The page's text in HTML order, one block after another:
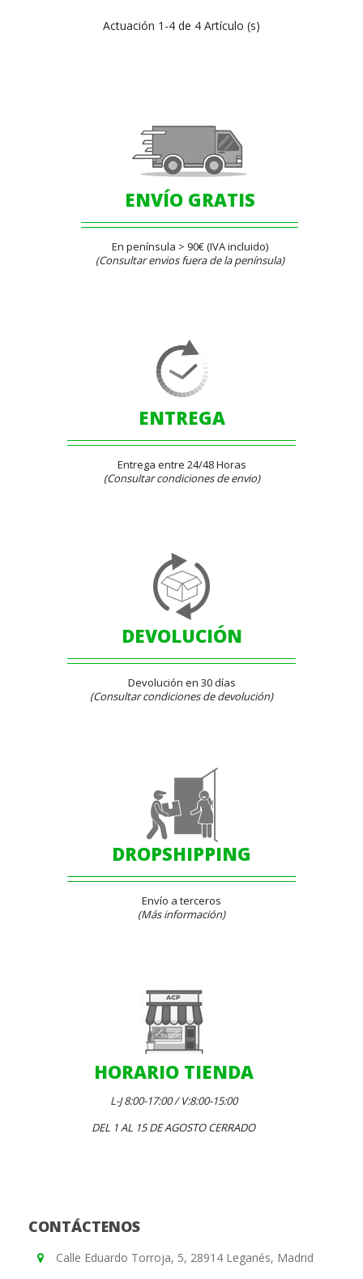
Actuación 1-4 de 4 Artículo (s)
ENVÍO GRATIS
En península > 90€ (IVA incluido)
(Consultar envios fuera de la península)
ENTREGA
Entrega entre 24/48 Horas
(Consultar condiciones de envio)
DEVOLUCIÓN
Devolución en 30 días
(Consultar condiciones de devolución)
DROPSHIPPING
Envío a terceros
(Más información)
HORARIO TIENDA
L-J 8:00-17:00 / V:8:00-15:00
DEL 1 AL 15 DE AGOSTO CERRADO
CONTÁCTENOS
Calle Eduardo Torroja, 5, 28914 Leganés, Madrid